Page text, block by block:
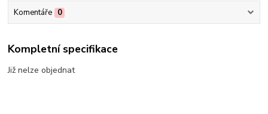
Komentáře 0
Kompletní specifikace
Již nelze objednat